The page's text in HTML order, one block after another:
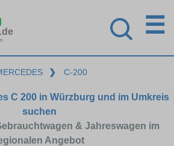
.de ☰
❯ C-200
C 200 in Würzburg und im Umkreis
suchen
& Jahreswagen im
Angebot